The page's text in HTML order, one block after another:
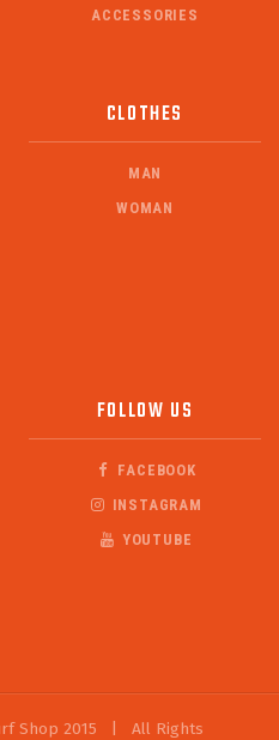
ACCESSORIES
CLOTHES
MAN
WOMAN
FOLLOW US
FACEBOOK
INSTAGRAM
YOUTUBE
Shop 2015 All Rights